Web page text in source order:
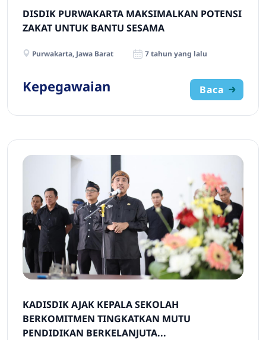
DISDIK PURWAKARTA MAKSIMALKAN POTENSI
ZAKAT UNTUK BANTU SESAMA
Purwakarta, Jawa Barat 7 tahun yang lalu
Kepegawaian Baca
KADISDIK AJAK KEPALA SEKOLAH
BERKOMITMEN TINGKATKAN MUTU
PENDIDIKAN BERKELANJUTA...